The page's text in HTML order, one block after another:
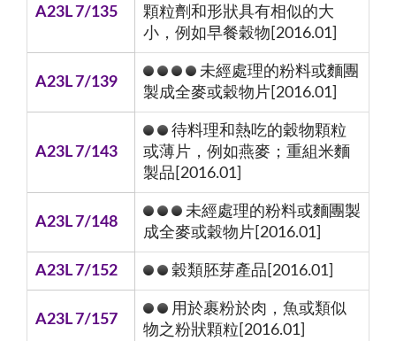
A23L 7/135
顆粒劑和形狀具有相似的大
小，例如早餐穀物[2016.01]
A23L 7/139
未經處理的粉料或麵團
製成全麥或穀物片[2016.01]
A23L 7/143
待料理和熱吃的穀物顆粒
或薄片，例如燕麥；重組米麵
製品[2016.01]
A23L 7/148
未經處理的粉料或麵團製
成全麥或穀物片[2016.01]
A23L 7/152 穀類胚芽產品[2016.01]
A23L 7/157
用於裹粉於肉，魚或類似
物之粉狀顆粒[2016.01]